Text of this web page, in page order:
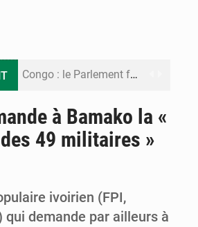
Congo : le Parlement formule 28 recommandations sur le Cadre budgétaire 2027-2029
Congo : Brazzaville se dote d’un plan d’action pour renforcer sa résilience climatique
Congo : la Grande foire agricole pour renforcer la souveraineté alimentaire
à Bamako la «
49 militaires »
ivoirien (FPI,
qui demande par ailleurs à